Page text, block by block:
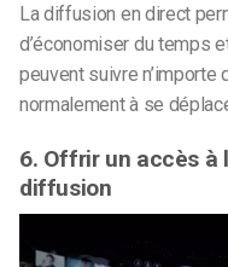
La diffusion en direct
d’économiser du temps
peuvent suivre
normalement à se
6. Offrir un accès à
diffusion